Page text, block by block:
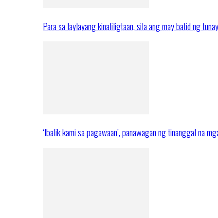
Para sa laylayang kinaliligtaan, sila ang may batid ng
‘Ibalik kami sa pagawaan’, panawagan ng tinanggal na